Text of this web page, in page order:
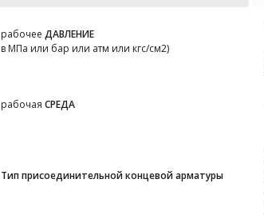
рабочее ДАВЛЕНИЕ
в МПа или бар или атм или кгс/см2)
рабочая СРЕДА
Тип присоединительнойконцевой арматуры